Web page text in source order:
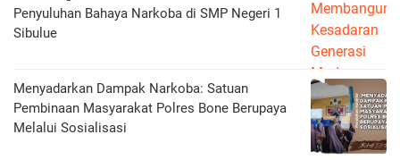
Penyuluhan Bahaya Narkoba di SMP Negeri 1
Sibulue
Menyadarkan Dampak Narkoba: Satuan
Pembinaan Masyarakat Polres Bone Berupaya
Melalui Sosialisasi